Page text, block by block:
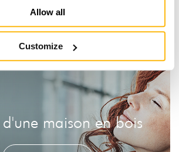
Allow all
Customize
maison en bois